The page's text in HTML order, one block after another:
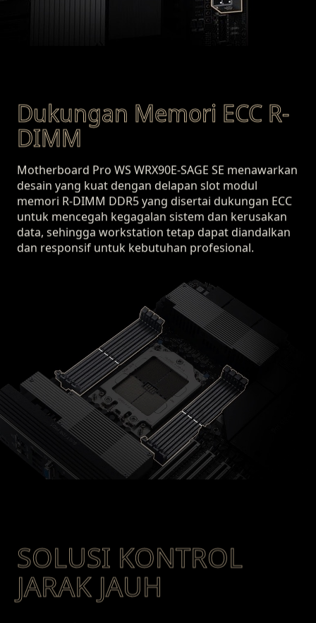
Dukungan Memori ECC R-
DIMM
Motherboard Pro WS WRX90E-SAGE SE menawarkan
desain yang kuat dengan delapan slot modul
memori R-DIMM DDR5 yang disertai dukungan ECC
untuk mencegah kegagalan sistem dan kerusakan
data, sehingga workstation tetap dapat diandalkan
dan responsif untuk kebutuhan profesional.
SOLUSI KONTROL
JARAK JAUH